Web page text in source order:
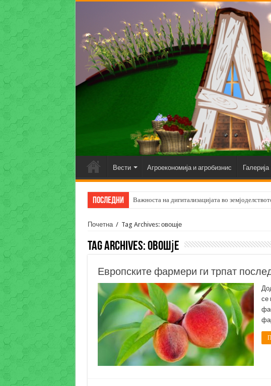
Вести Агроекономија и агробизнис Галерија
Последни Важноста на дигитализацијата во
Почетна / Tag Archives: овошје
Tag Archives:овошје
Европските фармери ги трпат
се